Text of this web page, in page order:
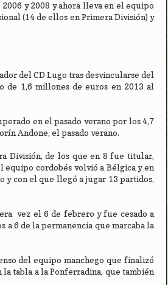
y 2008 y ahora lleva en el equipo
(14 de ellos en Primera División) y
del CD Lugo tras desvincularse del
de 1,6 millones de euros en 2013 al
en el pasado verano por los 4,7
Andone, el pasado verano.
División, de los que en 8 fue titular,
cordobés volvió a Bélgica y en
y con el que llegó a jugar 13 partidos,
vez el 6 de febrero y fue cesado a
a 6 de la permanencia que marcaba la
del equipo manchego que finalizó
tabla a la Ponferradina, que también